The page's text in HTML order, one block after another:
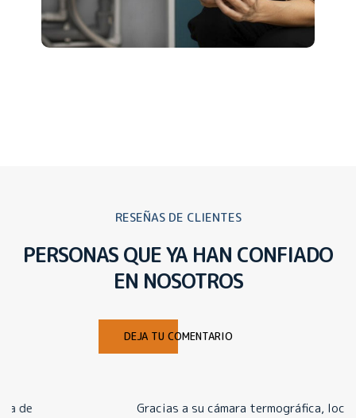
RESEÑAS DE CLIENTES
PERSONAS QUE YA HAN CONFIADO
EN NOSOTROS
DEJA TU COMENTARIO
Gracias a su cámara termográfica, localizaron